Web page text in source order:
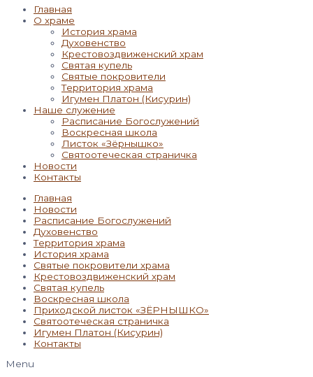
Главная
О храме
История храма
Духовенство
Крестовоздвиженский храм
Святая купель
Святые покровители
Территория храма
Игумен Платон (Кисурин)
Наше служение
Расписание Богослужений
Воскресная школа
Листок «Зёрнышко»
Святоотеческая страничка
Новости
Контакты
Главная
Новости
Расписание Богослужений
Духовенство
Территория храма
История храма
Святые покровители храма
Крестовоздвиженский храм
Святая купель
Воскресная школа
Приходской листок «ЗЁРНЫШКО»
Святоотеческая страничка
Игумен Платон (Кисурин)
Контакты
Menu